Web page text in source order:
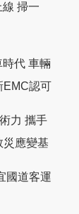
線 掃一
代 車輛
EMC認可
力 攜手
災應變基
國道客運